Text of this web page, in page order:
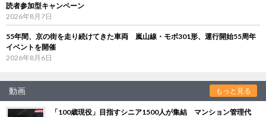
読者参加型キャンペーン
2026年8月7日
55年間、京の街を走り続けてきた車両 嵐山線・モボ301形、運行開始55周年
イベントを開催
2026年8月6日
動画 もっと見る
「100歳現役」目指すシニア1500人が集結 マンション管理代